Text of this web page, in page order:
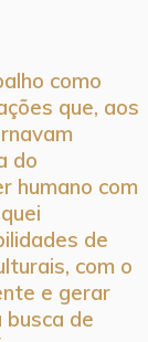
como
que, aos
do
humano com
de
com o
e gerar
de